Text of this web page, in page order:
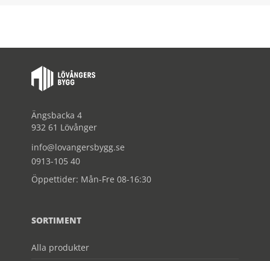
Ängsbacka 4
932 61 Lövånger
info@lovangersbygg.se
0913-105 40
Öppettider: Mån-Fre 08-16:30
SORTIMENT
Alla produkter